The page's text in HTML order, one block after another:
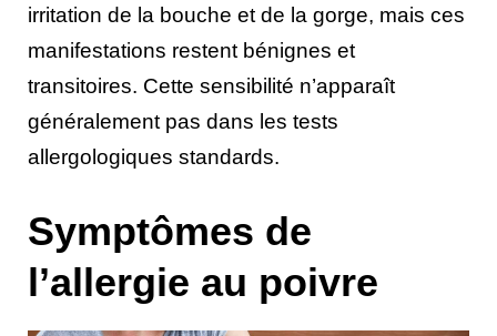
irritation de la bouche et de la gorge, mais ces
manifestations restent bénignes et
transitoires. Cette sensibilité n’apparaît
généralement pas dans les tests
allergologiques standards.
Symptômes de
l’allergie au poivre